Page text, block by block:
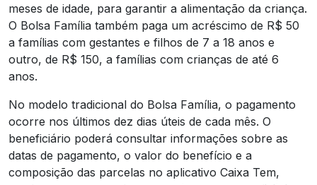
meses de idade, para garantir a alimentação da criança.
O Bolsa Família também paga um acréscimo de R$ 50
a famílias com gestantes e filhos de 7 a 18 anos e
outro, de R$ 150, a famílias com crianças de até 6
anos.
No modelo tradicional do Bolsa Família, o pagamento
ocorre nos últimos dez dias úteis de cada mês. O
beneficiário poderá consultar informações sobre as
datas de pagamento, o valor do benefício e a
composição das parcelas no aplicativo Caixa Tem,